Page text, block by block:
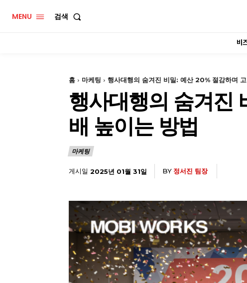
MENU 검색
비
홈 마케팅 행사대행의 숨겨진 비밀: 예산 20% 절감하며
행사대행의 숨겨진
배 높이는 방법
마케팅
게시일 2025년 01월 31일 BY 정서진 팀장